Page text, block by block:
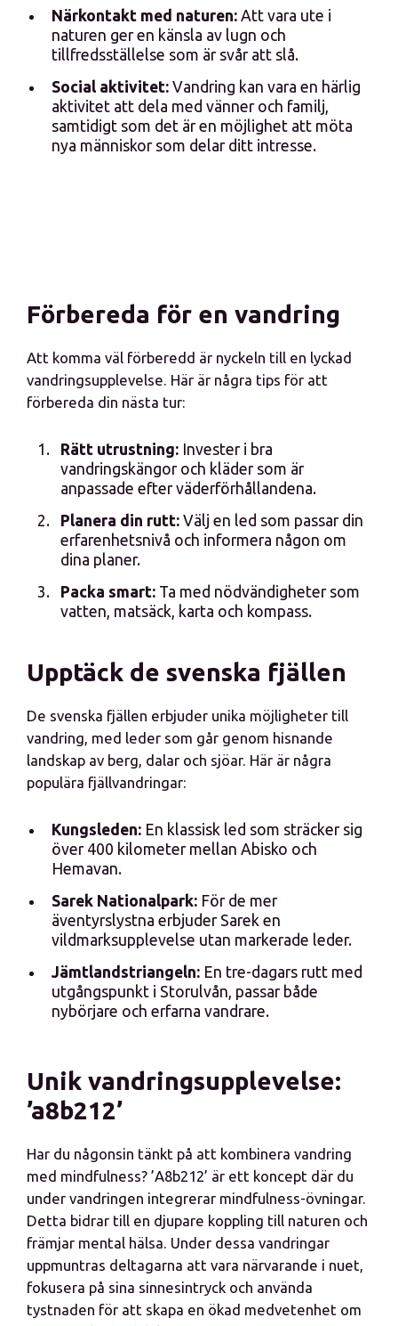
Närkontakt med naturen: Att vara ute i
naturen ger en känsla av lugn och
tillfredsställelse som är svår att slå.
Social aktivitet: Vandring kan vara en härlig
aktivitet att dela med vänner och familj,
samtidigt som det är en möjlighet att möta
nya människor som delar ditt intresse.
Förbereda för en vandring
Att komma väl förberedd är nyckeln till en lyckad
vandringsupplevelse. Här är några tips för att
förbereda din nästa tur:
Rätt utrustning: Invester i bra
vandringskängor och kläder som är
anpassade efter väderförhållandena.
Planera din rutt: Välj en led som passar din
erfarenhetsnivå och informera någon om
dina planer.
Packa smart: Ta med nödvändigheter som
vatten, matsäck, karta och kompass.
Upptäck de svenska fjällen
De svenska fjällen erbjuder unika möjligheter till
vandring, med leder som går genom hisnande
landskap av berg, dalar och sjöar. Här är några
populära fjällvandringar:
Kungsleden: En klassisk led som sträcker sig
över 400 kilometer mellan Abisko och
Hemavan.
Sarek Nationalpark: För de mer
äventyrslystna erbjuder Sarek en
vildmarksupplevelse utan markerade leder.
Jämtlandstriangeln: En tre-dagars rutt med
utgångspunkt i Storulvån, passar både
nybörjare och erfarna vandrare.
Unik vandringsupplevelse:
’a8b212’
Har du någonsin tänkt på att kombinera vandring
med mindfulness? ’A8b212’ är ett koncept där du
under vandringen integrerar mindfulness-övningar.
Detta bidrar till en djupare koppling till naturen och
främjar mental hälsa. Under dessa vandringar
uppmuntras deltagarna att vara närvarande i nuet,
fokusera på sina sinnesintryck och använda
tystnaden för att skapa en ökad medvetenhet om